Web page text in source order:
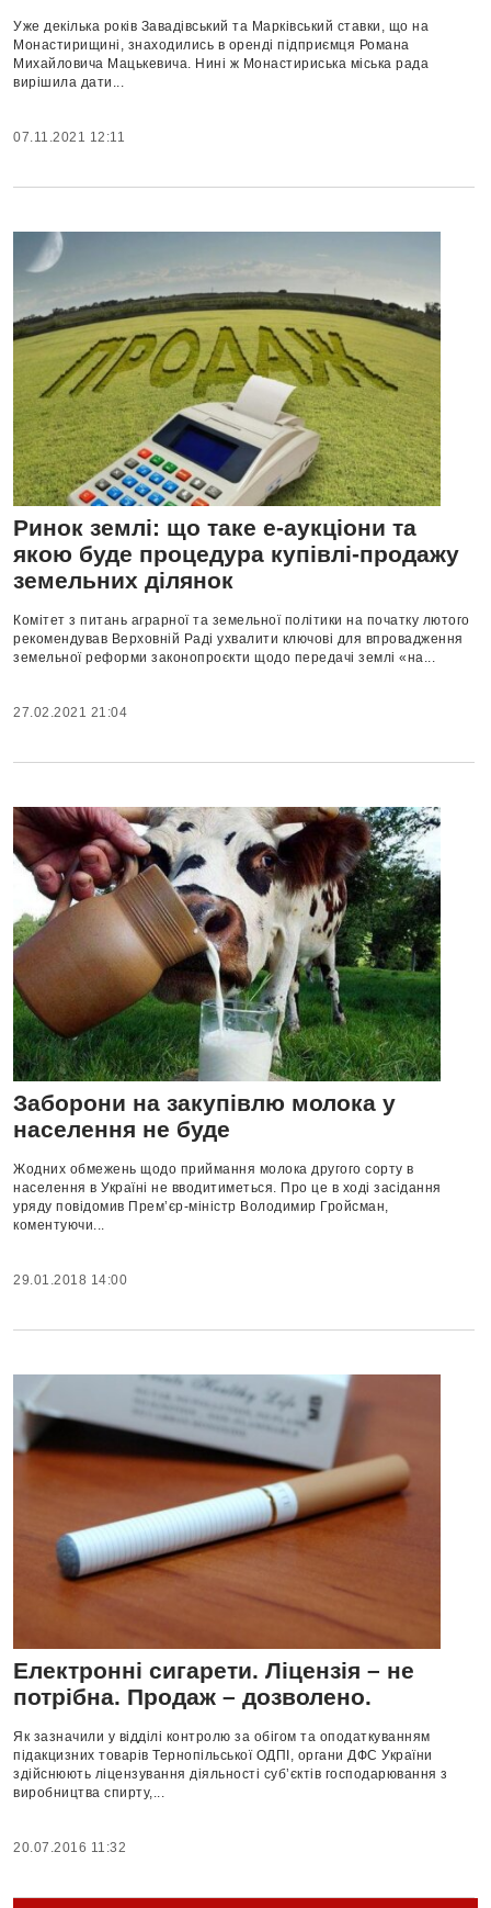
Уже декілька років Завадівський та Марківський ставки, що на
Монастирищині, знаходились в оренді підприємця Романа
Михайловича Мацькевича. Нині ж Монастириська міська рада
вирішила дати...
07.11.2021 12:11
Ринок землі: що таке е-аукціони та
якою буде процедура купівлі-продажу
земельних ділянок
Комітет з питань аграрної та земельної політики на початку лютого
рекомендував Верховній Раді ухвалити ключові для впровадження
земельної реформи законопроєкти щодо передачі землі «на...
27.02.2021 21:04
Заборони на закупівлю молока у
населення не буде
Жодних обмежень щодо приймання молока другого сорту в
населення в Україні не вводитиметься. Про це в ході засідання
уряду повідомив Прем’єр-міністр Володимир Гройсман,
коментуючи...
29.01.2018 14:00
Електронні сигарети. Ліцензія – не
потрібна. Продаж – дозволено.
Як зазначили у відділі контролю за обігом та оподаткуванням
підакцизних товарів Тернопільської ОДПІ, органи ДФС України
здійснюють ліцензування діяльності суб’єктів господарювання з
виробництва спирту,...
20.07.2016 11:32